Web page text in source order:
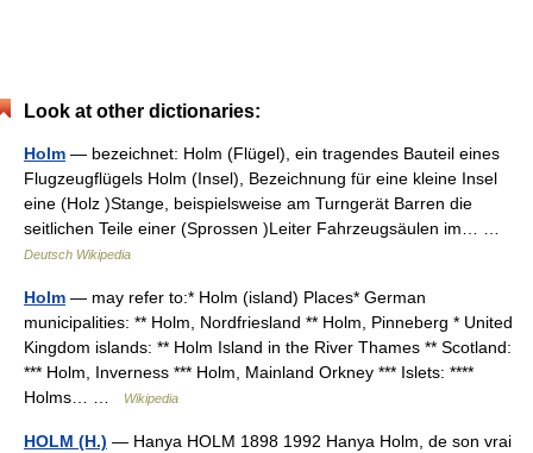
Look at other dictionaries:
Holm — bezeichnet: Holm (Flügel), ein tragendes Bauteil eines
Flugzeugflügels Holm (Insel), Bezeichnung für eine kleine Insel
eine (Holz )Stange, beispielsweise am Turngerät Barren die
seitlichen Teile einer (Sprossen )Leiter Fahrzeugsäulen im… …
Deutsch Wikipedia
Holm — may refer to:* Holm (island) Places* German
municipalities: ** Holm, Nordfriesland ** Holm, Pinneberg * United
Kingdom islands: ** Holm Island in the River Thames ** Scotland:
*** Holm, Inverness *** Holm, Mainland Orkney *** Islets: ****
Holms… …
Wikipedia
HOLM (H.) — Hanya HOLM 1898 1992 Hanya Holm, de son vrai